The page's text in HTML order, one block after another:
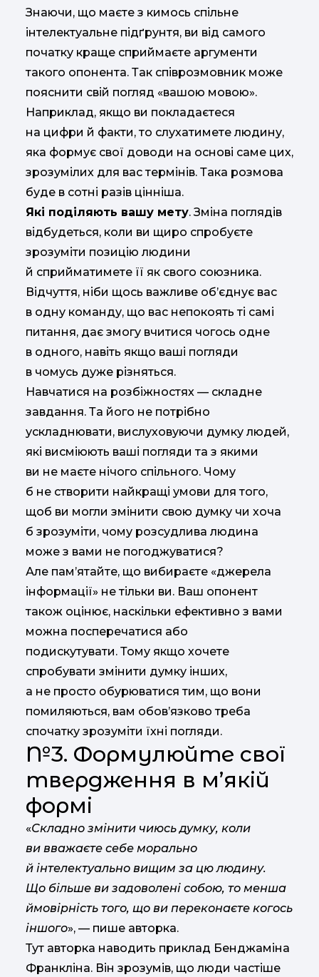
Знаючи, що маєте з кимось спільне
інтелектуальне підґрунтя, ви від самого
початку краще сприймаєте аргументи
такого опонента. Так співрозмовник може
пояснити свій погляд «вашою мовою».
Наприклад, якщо ви покладаєтеся
на цифри й факти, то слухатимете людину,
яка формує свої доводи на основі саме цих,
зрозумілих для вас термінів. Така розмова
буде в сотні разів цінніша.
Які поділяють вашу мету. Зміна поглядів
відбудеться, коли ви щиро спробуєте
зрозуміти позицію людини
й сприйматимете її як свого союзника.
Відчуття, ніби щось важливе об’єднує вас
в одну команду, що вас непокоять ті самі
питання, дає змогу вчитися чогось одне
в одного, навіть якщо ваші погляди
в чомусь дуже різняться.
Навчатися на розбіжностях — складне
завдання. Та його не потрібно
ускладнювати, вислуховуючи думку людей,
які висміюють ваші погляди та з якими
ви не маєте нічого спільного. Чому
б не створити найкращі умови для того,
щоб ви могли змінити свою думку чи хоча
б зрозуміти, чому розсудлива людина
може з вами не погоджуватися?
Але пам’ятайте, що вибираєте «джерела
інформації» не тільки ви. Ваш опонент
також оцінює, наскільки ефективно з вами
можна посперечатися або
подискутувати. Тому якщо хочете
спробувати змінити думку інших,
а не просто обурюватися тим, що вони
помиляються, вам обов’язково треба
спочатку зрозуміти їхні погляди.
№3. Формулюйте свої
твердження в м’якій
формі
«Складно змінити чиюсь думку, коли
ви вважаєте себе морально
й інтелектуально вищим за цю людину.
Що більше ви задоволені собою, то менша
ймовірність того, що ви переконаєте когось
іншого», — пише авторка.
Тут авторка наводить приклад Бенджаміна
Франкліна. Він зрозумів, що люди частіше